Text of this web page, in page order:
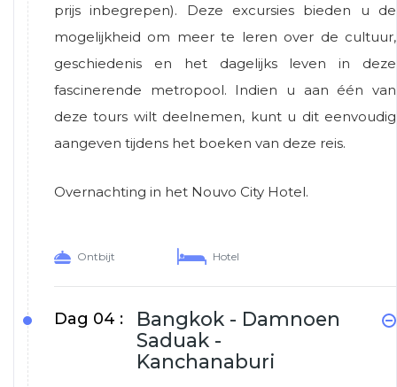
prijs inbegrepen). Deze excursies bieden u de
mogelijkheid om meer te leren over de cultuur,
geschiedenis en het dagelijks leven in deze
fascinerende metropool. Indien u aan één van
deze tours wilt deelnemen, kunt u dit eenvoudig
aangeven tijdens het boeken van deze reis.
Overnachting in het Nouvo City Hotel.
Ontbijt Hotel
Dag 04 :
Bangkok - Damnoen
Saduak -
Kanchanaburi